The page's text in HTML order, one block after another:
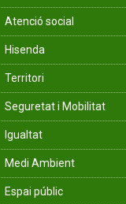
Atenció social
Hisenda
Territori
Seguretat i Mobilitat
Igualtat
Medi Ambient
Espai públic